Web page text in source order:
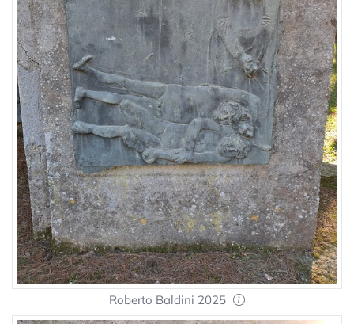
Roberto Baldini 2025